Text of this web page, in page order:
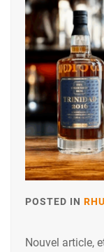
POSTED IN
Nouvel article,